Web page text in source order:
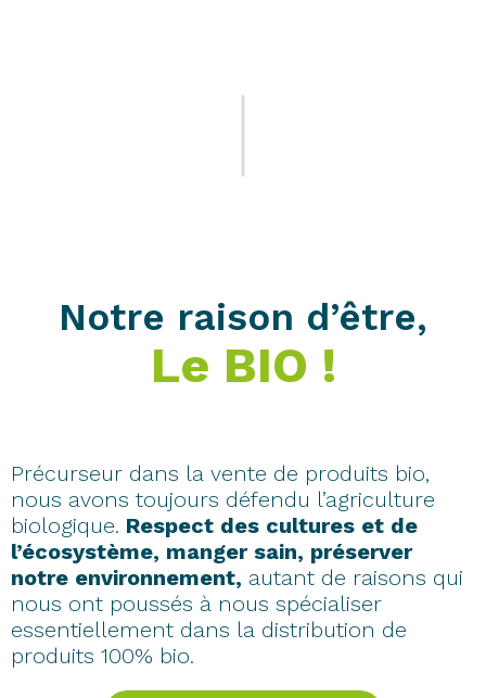
Notre raison d’être,
Le BIO !
Précurseur dans la vente de produits bio,
nous avons toujours défendu l’agriculture
biologique. Respect des cultures et de
l’écosystème, manger sain, préserver
notre environnement, autant de raisons qui
nous ont poussés à nous spécialiser
essentiellement dans la distribution de
produits 100% bio.